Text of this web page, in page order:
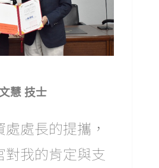
慧 技士
處長的提攜，
對我的肯定與支